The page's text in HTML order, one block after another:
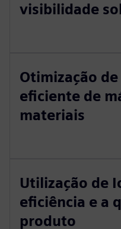
visibilidade
Otimização
eficiente de
materiais
Utilização de
eficiência e a
produto